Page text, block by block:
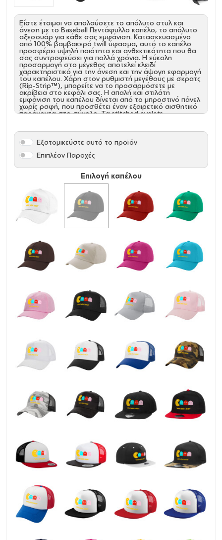
Είστε έτοιμοι να απολαύσετε το απόλυτο στυλ και
άνεση με το Baseball Πεντάφυλλο καπέλο, το απόλυτο
αξεσουάρ για κάθε σας εμφάνιση. Κατασκευασμένο
από 100% βαμβακερό twill ύφασμα, αυτό το καπέλο
προσφέρει υψηλή ποιότητα και ανθεκτικότητα που θα
σας συντροφεύσει για πολλά χρόνια. Η εύκολη
προσαρμογή στο μέγεθος αποτελεί κλειδί
χαρακτηριστικό για την άνεση και την άψογη εφαρμογή
του καπέλου. Χάρη στον ρυθμιστή μεγέθους με σκρατς
(Rip-Strip™), μπορείτε να το προσαρμόσετε με
ακρίβεια στο κεφάλι σας. Η απαλή και στιλάτη
εμφάνιση του καπέλου δίνεται από το μπροστινό πάνελ
χωρίς ραφή, που προσθέτει έναν εξαιρετικό αισθητικό
παράγοντα στο σύνολο. Τα stitched eyelets
και κατά τις ζεστές καλοκαιρινές μέρες.Το Baseball
Πεντάφυλλο καπέλο έχει χαμηλό προφίλ και απαλή δομή
(unstructured), προσφέροντας στυλ και άνεση
ταυτόχρονα. Είναι ιδανικό για καθημερινή χρήση,
εξορμήσεις στη φύση, βόλτες στην πόλη και φυσικά,
για να υποστηρίξετε την αγαπημένη σας ομάδα σε
αθλητικά γεγονότα.
Αποκτήστε το Baseball Πεντάφυλλο καπέλο τώρα και
δείξτε το στυλ και την κομψότητά σας σε κάθε
περίσταση!
Πεντάφυλλο καπέλο τύπου Baseball
Σύνθεση: 100% Βαμβακερό cotton twill)
Μπροστινό πάνελ χωρίς ραφή
Stitched eyelets
Low profile
Unstructured
Επιλογή καπέλου
Εξατομικεύστε αυτό το προϊόν
Επιπλέον Παροχές